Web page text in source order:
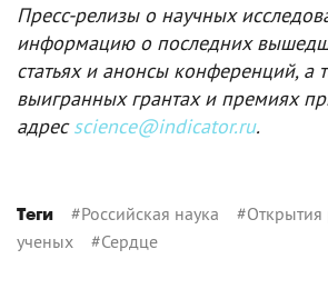
Пресс-релизы о научных
информацию о последних
статьях и анонсы конференций, а
выигранных грантах и премиях
адресscience@indicator.ru.
Теги #Российская наука #Открытия
ученых #Сердце